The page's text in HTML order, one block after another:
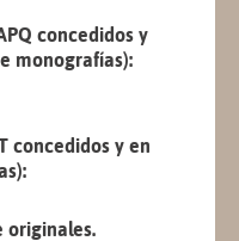
concedidos y
monografías):
concedidos y en
originales.